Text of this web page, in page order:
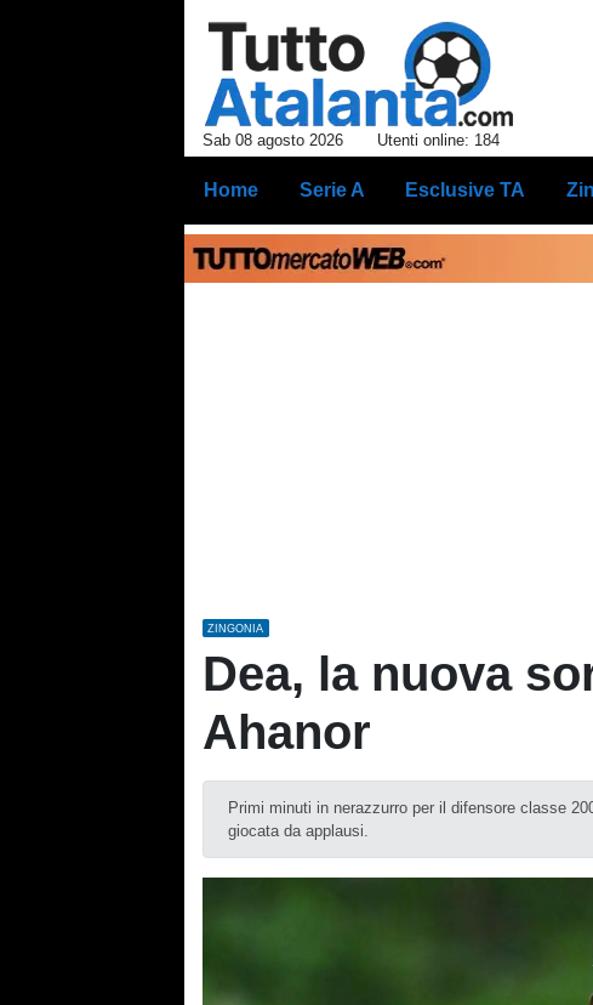
Sab 08 agosto 2026 Utenti online: 184
Home Serie A Esclusive TA
ZINGONIA
Dea, la nuova
Ahanor
Primi minuti in nerazzurro per il difensore classe
giocata da applausi.